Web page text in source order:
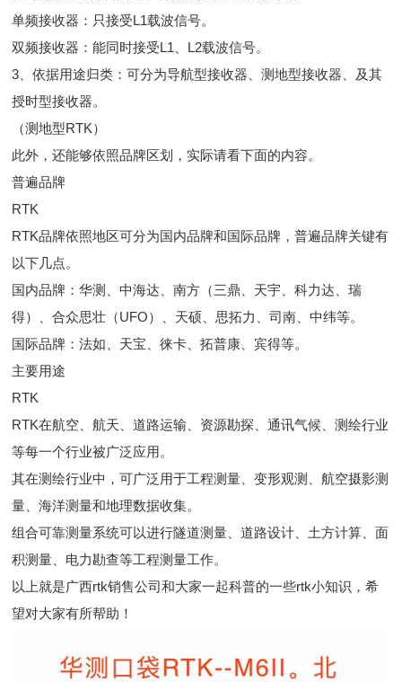
单频接收器：只接受L1载波信号。
双频接收器：能同时接受L1、L2载波信号。
3、依据用途归类：可分为导航型接收器、测地型接收器、及其
授时型接收器。
（测地型RTK）
此外，还能够依照品牌区划，实际请看下面的内容。
普遍品牌
RTK
RTK品牌依照地区可分为国内品牌和国际品牌，普遍品牌关键有
以下几点。
国内品牌：华测、中海达、南方（三鼎、天宇、科力达、瑞
得）、合众思壮（UFO）、天硕、思拓力、司南、中纬等。
国际品牌：法如、天宝、徕卡、拓普康、宾得等。
主要用途
RTK
RTK在航空、航天、道路运输、资源勘探、通讯气候、测绘行业
等每一个行业被广泛应用。
其在测绘行业中，可广泛用于工程测量、变形观测、航空摄影测
量、海洋测量和地理数据收集。
组合可靠测量系统可以进行隧道测量、道路设计、土方计算、面
积测量、电力勘查等工程测量工作。
以上就是广西rtk销售公司和大家一起科普的一些rtk小知识，希
望对大家有所帮助！